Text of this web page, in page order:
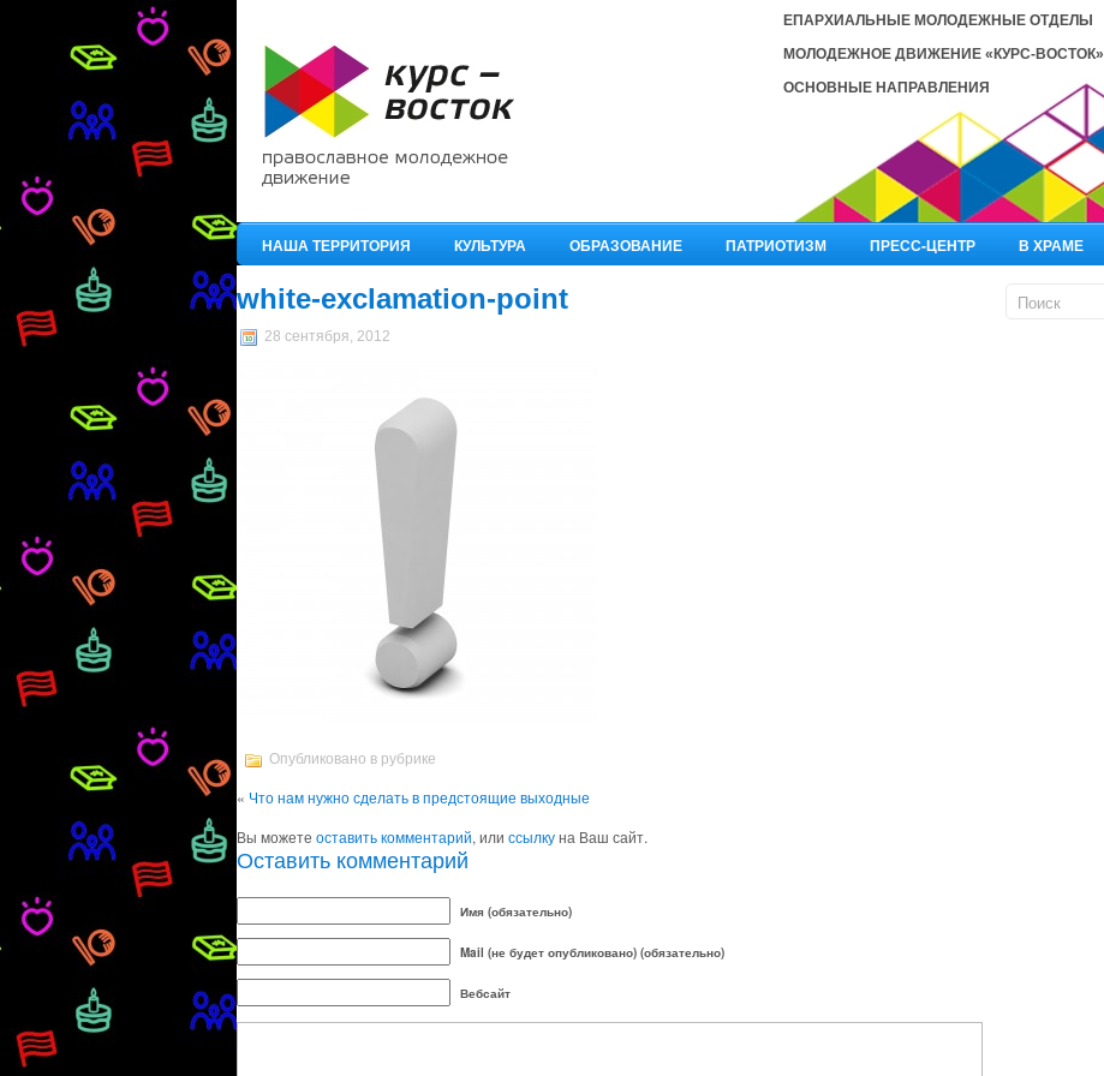
ЕПАРХИАЛЬНЫЕ МОЛОДЕЖНЫЕ ОТДЕЛЫ
МОЛОДЕЖНОЕ ДВИЖЕНИЕ «КУРС-ВОСТОК»
ОСНОВНЫЕ НАПРАВЛЕНИЯ
НАША ТЕРРИТОРИЯ КУЛЬТУРА ОБРАЗОВАНИЕ ПАТРИОТИЗМ ПРЕСС-ЦЕНТР В ХРАМЕ
white-exclamation-point
28 сентября, 2012
Опубликовано в рубрике
« Что нам нужно сделать в предстоящие выходные
Вы можете оставить комментарий, или ссылкуна Ваш сайт.
Оставить комментарий
Имя (обязательно)
Mail (не будет опубликовано) (обязательно)
Вебсайт